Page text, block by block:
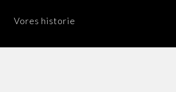
Vores historie